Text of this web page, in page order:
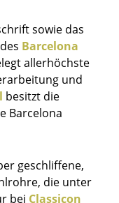
sowie das
Barcelona
allerhöchste
und
besitzt die
Barcelona
geschliffene,
die unter
bei Classicon